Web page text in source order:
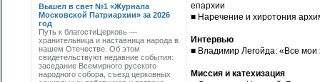
Вышел в свет №1 «Журнала
Московской Патриархии» за 2026
год
Путь к благостиЦерковь —
хранительница и наставница народа в
нашем Отечестве. Об этом
свидетельствуют недавние события:
заседание Всемирного русского
народного собора, съезд церковных
епархии
■ Наречение и хиротония
Интервью
■ Владимир Легойда: «Все
Миссия и катехизация